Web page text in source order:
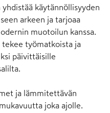
käytännöllisyyden
arkeen ja tarjoaa
muotoilun kanssa.
työmatkoista ja
päivittäisille
ja lämmitettävän
joka ajolle.